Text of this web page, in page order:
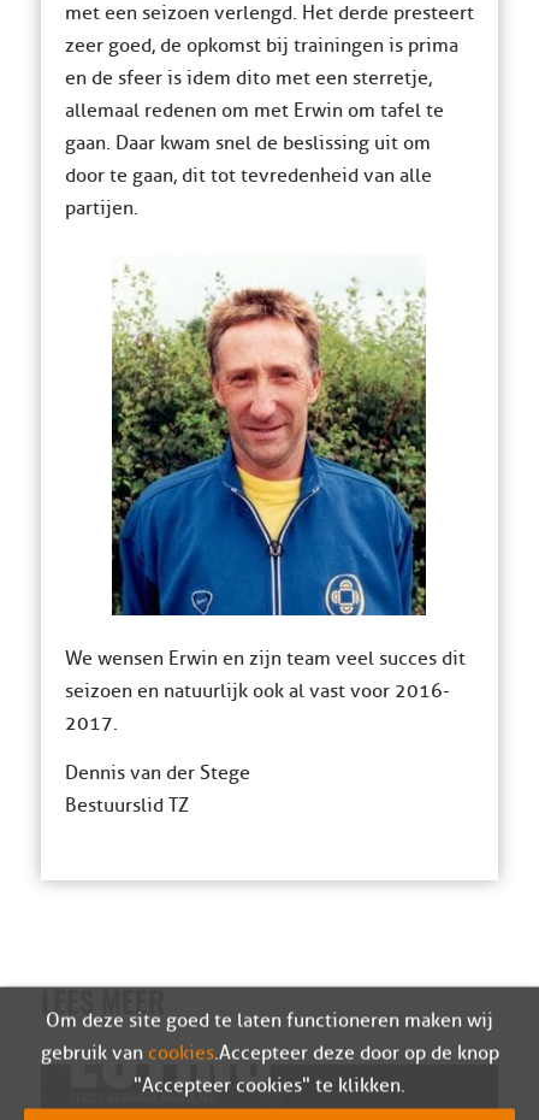
met een seizoen verlengd. Het derde presteert
zeer goed, de opkomst bij trainingen is prima
en de sfeer is idem dito met een sterretje,
allemaal redenen om met Erwin om tafel te
gaan. Daar kwam snel de beslissing uit om
door te gaan, dit tot tevredenheid van alle
partijen.
We wensen Erwin en zijn team veel succes dit
seizoen en natuurlijk ook al vast voor 2016-
2017.
Dennis van der Stege
Bestuurslid TZ
LEES MEER
Om deze site goed te laten functioneren maken wij
gebruik van cookies. Accepteer deze door op de knop
"Accepteer cookies" te klikken.